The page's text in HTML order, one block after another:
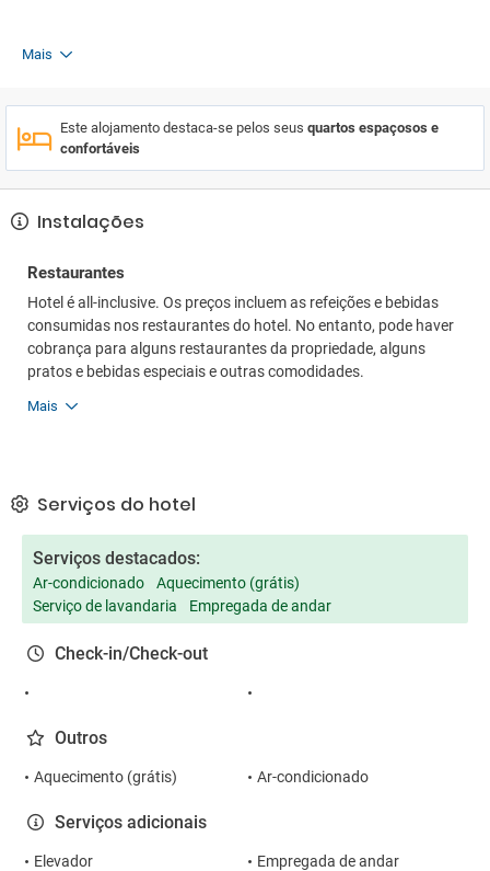
Mais
Este alojamento destaca-se pelos seus quartos espaçosos e
confortáveis
Instalações
Restaurantes
Hotel é all-inclusive. Os preços incluem as refeições e bebidas
consumidas nos restaurantes do hotel. No entanto, pode haver
cobrança para alguns restaurantes da propriedade, alguns
pratos e bebidas especiais e outras comodidades.
Mais
Serviços do hotel
Serviços destacados:
Ar-condicionado
Aquecimento (grátis)
Serviço de lavandaria
Empregada de andar
Check-in/Check-out
Outros
Aquecimento (grátis) Ar-condicionado
Serviços adicionais
Elevador
Empregada de andar